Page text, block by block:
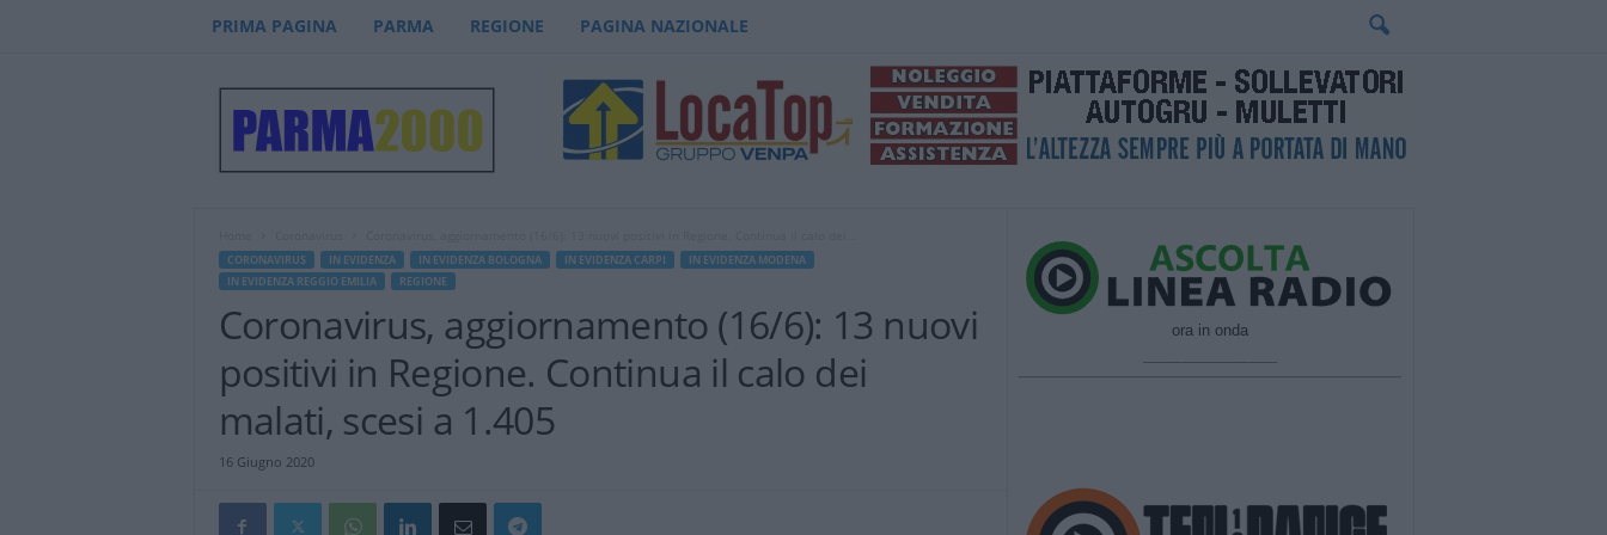
PRIMA PAGINA PARMA REGIONE PAGINA NAZIONALE
CORONAVIRUS IN EVIDENZA IN EVIDENZA BOLOGNA IN EVIDENZA CARPI
IN EVIDENZA MODENA
IN EVIDENZA REGGIO EMILIA
REGIONE
Coronavirus, aggiornamento (16/6): 13 nuovi
positivi in Regione. Continua il calo dei
malati, scesi a 1.405
16 Giugno 2020
ora in onda